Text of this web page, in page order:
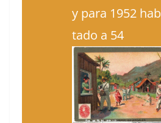
y para 1952
ta­do a 54